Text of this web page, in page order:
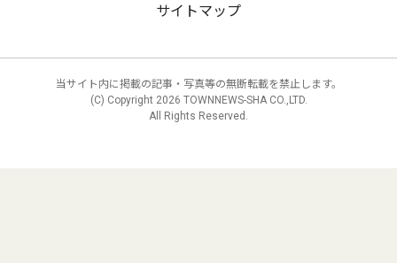
サイトマップ
当サイト内に掲載の記事・写真等の無断転載を禁止します。
(C) Copyright 2026 TOWNNEWS-SHA CO.,LTD.
All Rights Reserved.